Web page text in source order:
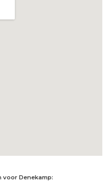
voor Denekamp: